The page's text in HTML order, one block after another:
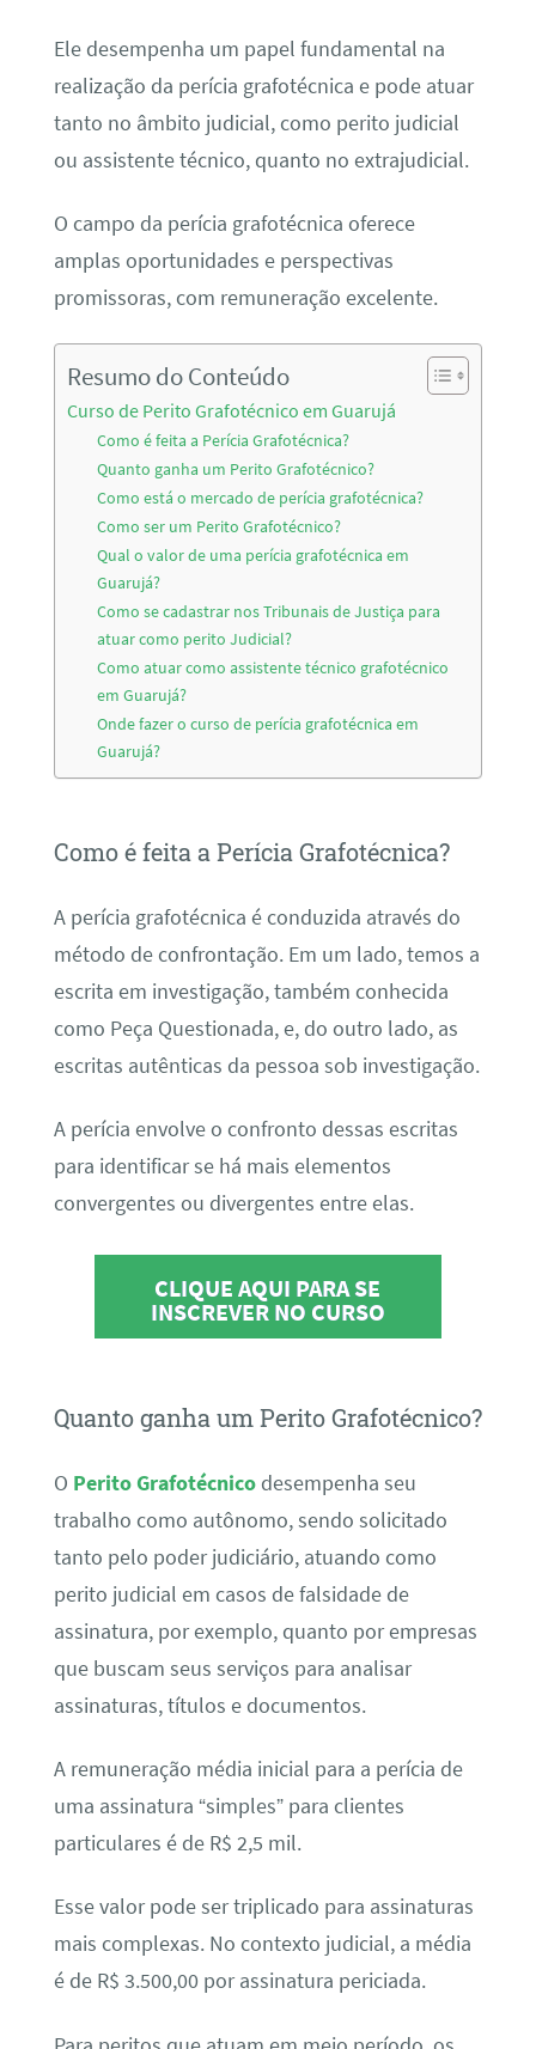
Ele desempenha um papel fundamental na
realização da perícia grafotécnica e pode atuar
tanto no âmbito judicial, como perito judicial
ou assistente técnico, quanto no extrajudicial.
O campo da perícia grafotécnica oferece
amplas oportunidades e perspectivas
promissoras, com remuneração excelente.
Resumo do Conteúdo
Curso de Perito Grafotécnico em Guarujá
Como é feita a Perícia Grafotécnica?
Quanto ganha um Perito Grafotécnico?
Como está o mercado de perícia grafotécnica?
Como ser um Perito Grafotécnico?
Qual o valor de uma perícia grafotécnica em
Guarujá?
Como se cadastrar nos Tribunais de Justiça para
atuar como perito Judicial?
Como atuar como assistente técnico grafotécnico
em Guarujá?
Onde fazer o curso de perícia grafotécnica em
Guarujá?
Como é feita a Perícia Grafotécnica?
A perícia grafotécnica é conduzida através do
método de confrontação. Em um lado, temos a
escrita em investigação, também conhecida
como Peça Questionada, e, do outro lado, as
escritas autênticas da pessoa sob investigação.
A perícia envolve o confronto dessas escritas
para identificar se há mais elementos
convergentes ou divergentes entre elas.
CLIQUE AQUI PARA SE
INSCREVER NO CURSO
Quanto ganha um Perito Grafotécnico?
O Perito Grafotécnicodesempenha seu
trabalho como autônomo, sendo solicitado
tanto pelo poder judiciário, atuando como
perito judicial em casos de falsidade de
assinatura, por exemplo, quanto por empresas
que buscam seus serviços para analisar
assinaturas, títulos e documentos.
A remuneração média inicial para a perícia de
uma assinatura “simples” para clientes
particulares é de R$ 2,5 mil.
Esse valor pode ser triplicado para assinaturas
mais complexas. No contexto judicial, a média
é de R$ 3.500,00 por assinatura periciada.